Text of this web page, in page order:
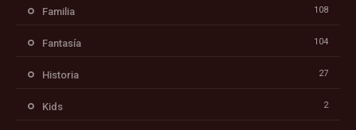
Familia 108
Fantasía 104
Historia 27
Kids 2